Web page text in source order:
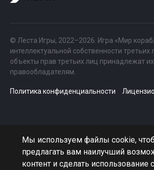
© Леста Игры, 2022–2026. Игра «Мир
интеллектуальной собственности третьих
объекты прав третьих лиц принадлежат
правообладателям.
Политика конфиденциальности
Мы используем файлы cookie,
предлагать вам наилучший
контент и сделать использование